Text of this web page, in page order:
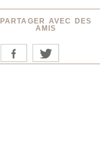
PARTAGER AVEC DES
AMIS